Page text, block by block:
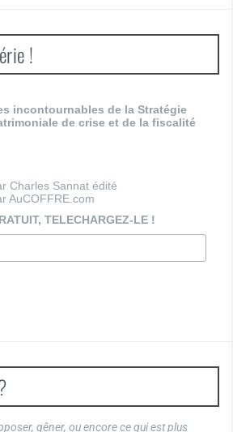
!
incontournables de la Stratégie
de crise et de la fiscalité
Charles Sannat édité
AuCOFFRE.com
TELECHARGEZ-LE !
gêner, ou encore ce qui est plus